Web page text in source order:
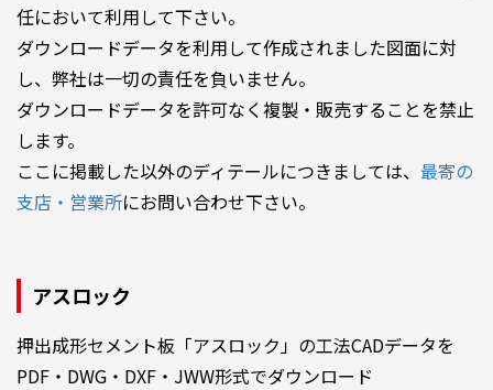
任において利用して下さい。
ダウンロードデータを利用して作成されました図面に対
し、弊社は一切の責任を負いません。
ダウンロードデータを許可なく複製・販売することを禁止
します。
ここに掲載した以外のディテールにつきましては、 最寄の
支店・営業所にお問い合わせ下さい。
アスロック
押出成形セメント板「アスロック」の工法CADデータを
PDF・DWG・DXF・JWW形式でダウンロード